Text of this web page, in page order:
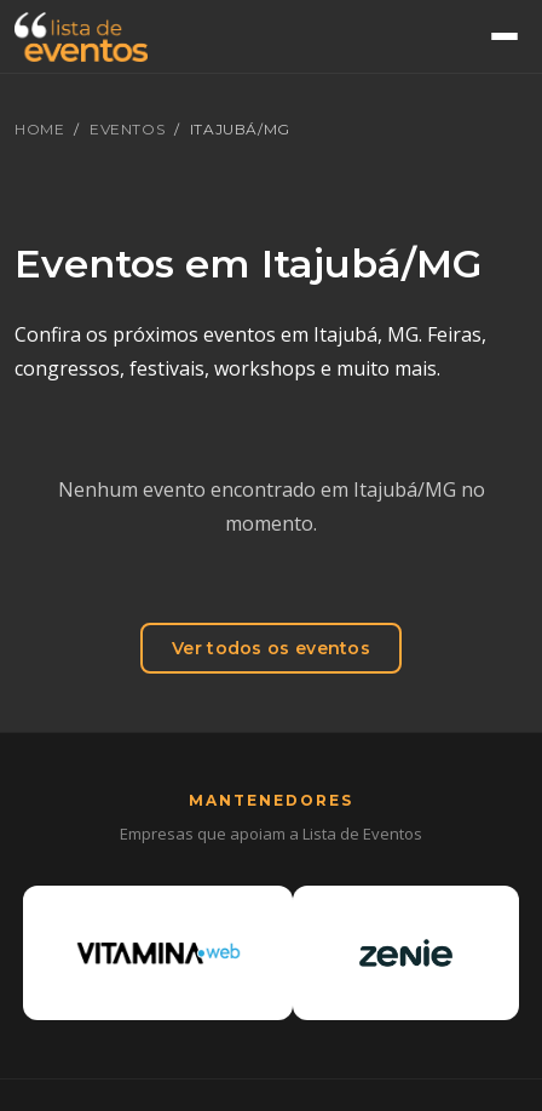
HOME EVENTOS ITAJUBÁ/MG
Eventos em Itajubá/MG
Confira os próximos eventos em Itajubá, MG. Feiras,
congressos, festivais, workshops e muito mais.
Nenhum evento encontrado em Itajubá/MG no
momento.
Ver todos os eventos
MANTENEDORES
Empresas que apoiam a Lista de Eventos